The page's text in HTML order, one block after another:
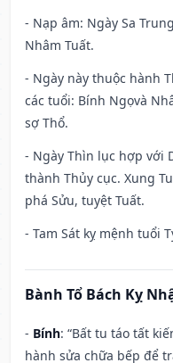
- Nạp âm: Ngày Sa
Nhâm Tuất.
- Ngày này thuộc hành
các tuổi: Bính Ngọvà
sợ Thổ.
- Ngày Thìn lục hợp với
thành Thủy cục. Xung
phá Sửu, tuyệt Tuất.
- Tam Sát kỵ mệnh tuổi
Bành Tổ Bách Kỵ
- Bính: “Bất tu táo tất
hành sửa chữa bếp để